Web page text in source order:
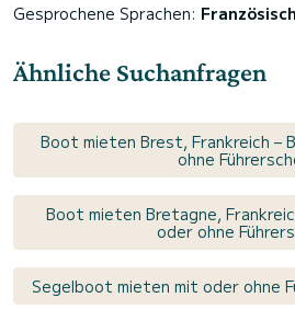
Gesprochene Sprachen:
Ähnliche Suchanfragen
Boot mieten Brest, Frankreich –
ohne
Boot mieten Bretagne,
oder ohne
Segelboot mieten mit oder ohne